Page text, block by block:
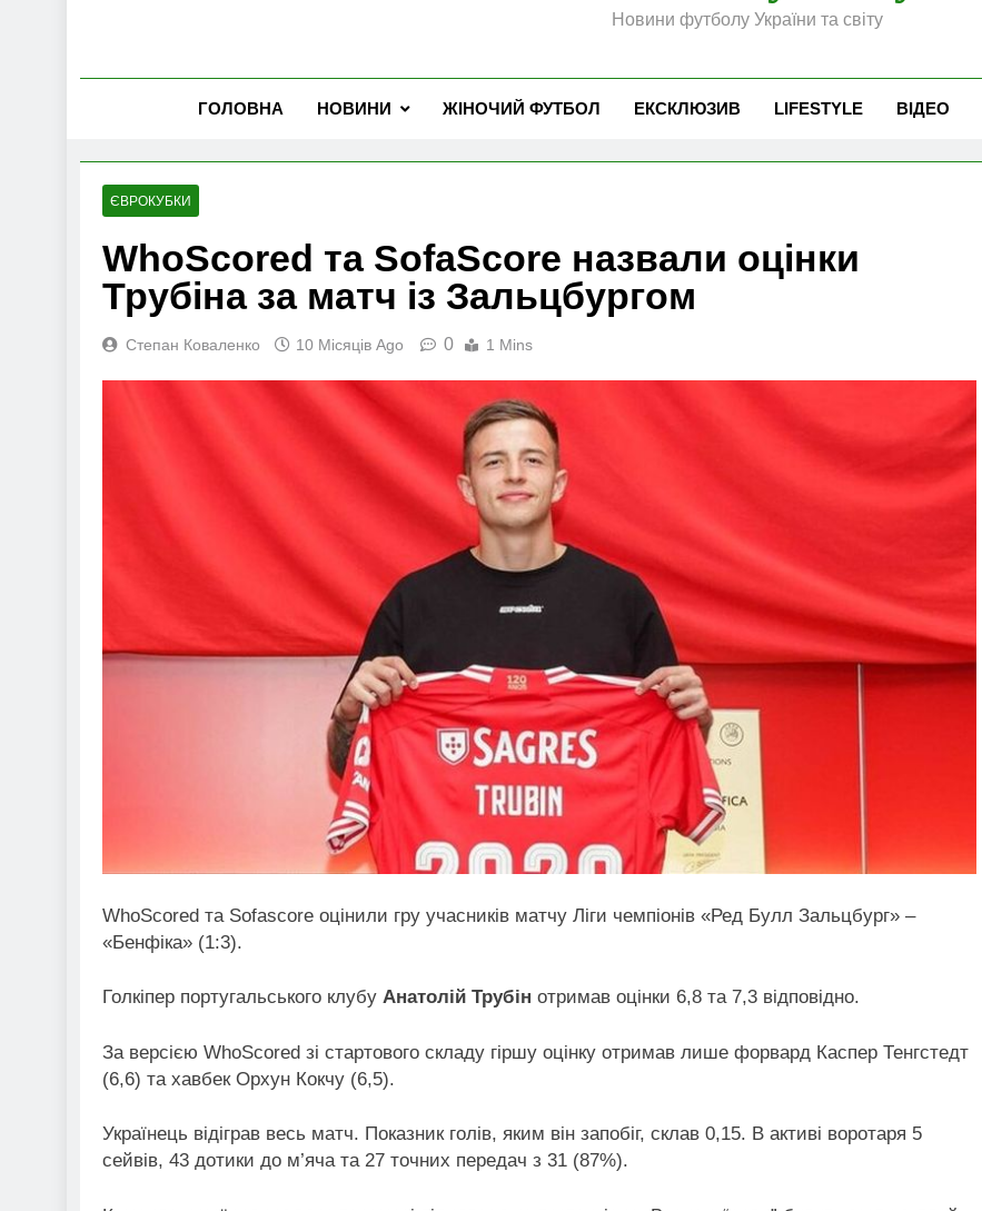
Новини футболу України та світу
ГОЛОВНА НОВИНИ ЖІНОЧИЙ ФУТБОЛ ЕКСКЛЮЗИВ LIFESTYLE ВІДЕО
ЄВРОКУБКИ
WhoScored та SofaScore назвали оцінки
Трубіна за матч із Зальцбургом
Степан Коваленко 10 Місяців Ago 0 1 Mins
WhoScored та Sofascore оцінили гру учасників матчу Ліги чемпіонів «Ред Булл Зальцбург» –
«Бенфіка» (1:3).
Голкіпер португальського клубу Анатолій Трубін отримав оцінки 6,8 та 7,3 відповідно.
За версією WhoScored зі стартового складу гіршу оцінку отримав лише форвард Каспер Тенгстедт
(6,6) та хавбек Орхун Кокчу (6,5).
Українець відіграв весь матч. Показник голів, яким він запобіг, склав 0,15. В активі воротаря 5
сейвів, 43 дотики до м’яча та 27 точних передач з 31 (87%).